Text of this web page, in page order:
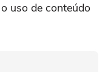
uso de conteúdo